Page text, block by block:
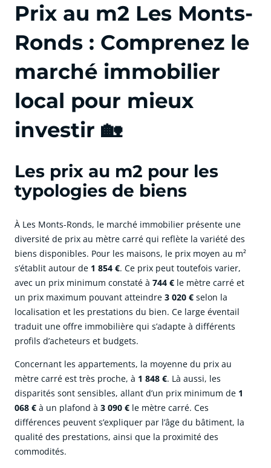
Prix au m2 Les Monts-
Ronds : Comprenez le
marché immobilier
local pour mieux
investir 🏡
Les prix au m2 pour les
typologies de biens
À Les Monts-Ronds, le marché immobilier présente une
diversité de prix au mètre carré qui reflète la variété des
biens disponibles. Pour les maisons, le prix moyen au m²
s’établit autour de 1 854 €. Ce prix peut toutefois varier,
avec un prix minimum constaté à 744 € le mètre carré et
un prix maximum pouvant atteindre 3 020 € selon la
localisation et les prestations du bien. Ce large éventail
traduit une offre immobilière qui s’adapte à différents
profils d’acheteurs et budgets.
Concernant les appartements, la moyenne du prix au
mètre carré est très proche, à 1 848 €. Là aussi, les
disparités sont sensibles, allant d’un prix minimum de 1
068 € à un plafond à 3 090 € le mètre carré. Ces
différences peuvent s’expliquer par l’âge du bâtiment, la
qualité des prestations, ainsi que la proximité des
commodités.